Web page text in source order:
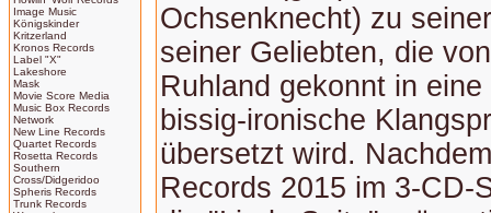
Image Music
Königskinder
Kritzerland
Kronos Records
Label "X"
Lakeshore
Mask
Movie Score Media
Music Box Records
Network
New Line Records
Quartet Records
Rosetta Records
Southern
Cross/Didgeridoo
Spheris Records
Trunk Records
Ochsenknecht) zu
seiner Geliebten, die
Ruhland gekonnt in
bissig-ironische
übersetzt wird.
Records 2015 im 3-CD-